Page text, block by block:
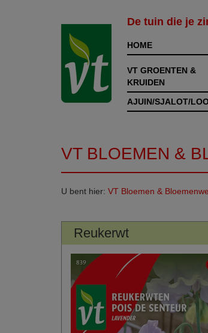
De tuin die je
HOME
VT GROENTEN &
KRUIDEN
AJUIN/SJALOT/
VT BLOEMEN &
U bent hier: VT Bloemen &
Reukerwt